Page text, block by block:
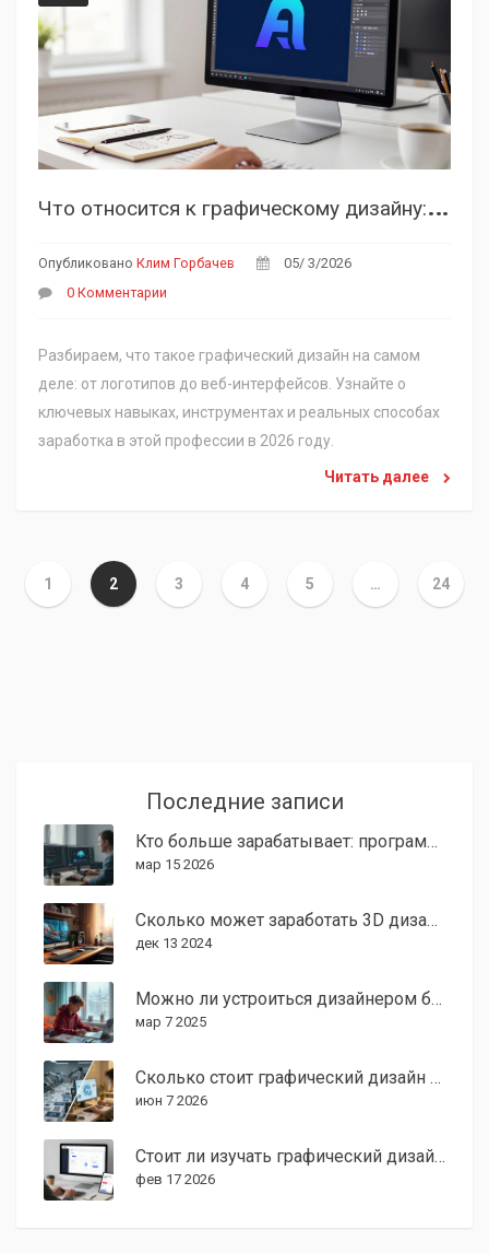
Ч
то относится к графическому дизайну: сферы, задачи и заработок в 2026 году
Опубликовано Клим Горбачев
05/ 3/2026
0 Комментарии
Разбираем, что такое графический дизайн на самом
деле: от логотипов до веб-интерфейсов. Узнайте о
ключевых навыках, инструментах и реальных способах
заработка в этой профессии в 2026 году.
Читать далее
1 2 3 4 5 … 24
Последние записи
Кто больше зарабатывает: программист или графический дизайнер в 2026 году?
мар 15 2026
Сколько может заработать 3D дизайнер на фрилансе и как это сделать
дек 13 2024
Можно ли устроиться дизайнером без опыта?
мар 7 2025
Сколько стоит графический дизайн в США в 2026 году: ставки, зарплаты и тренды
июн 7 2026
Стоит ли изучать графический дизайн в 2024 году? Реальные перспективы и тренды
фев 17 2026